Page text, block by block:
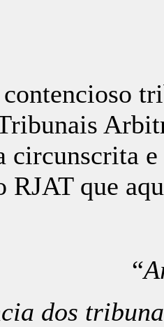
circunscrita
RJAT que
“
dos